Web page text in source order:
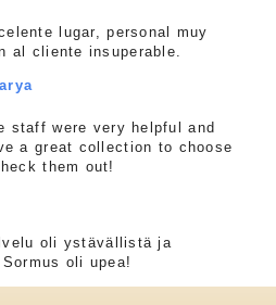
lugar, personal muy
al cliente insuperable.
staff were very helpful and
a great collection to choose
them out!
oli ystävällistä ja
oli upea!